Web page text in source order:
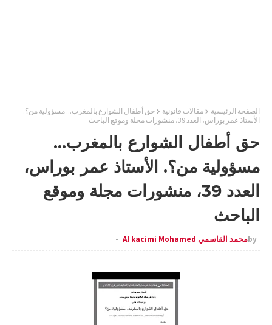
الصفحة الرئيسية مقالات قانونية
حق أطفال الشوارع بالمغرب... مسؤولية من؟.
الأستاذ عمر بوراس، العدد 39، منشورات مجلة وموقع الباحث
حق أطفال الشوارع بالمغرب...
مسؤولية من؟. الأستاذ عمر بوراس،
العدد 39، منشورات مجلة وموقع
الباحث
byمحمد القاسمي Al kacimi Mohamed